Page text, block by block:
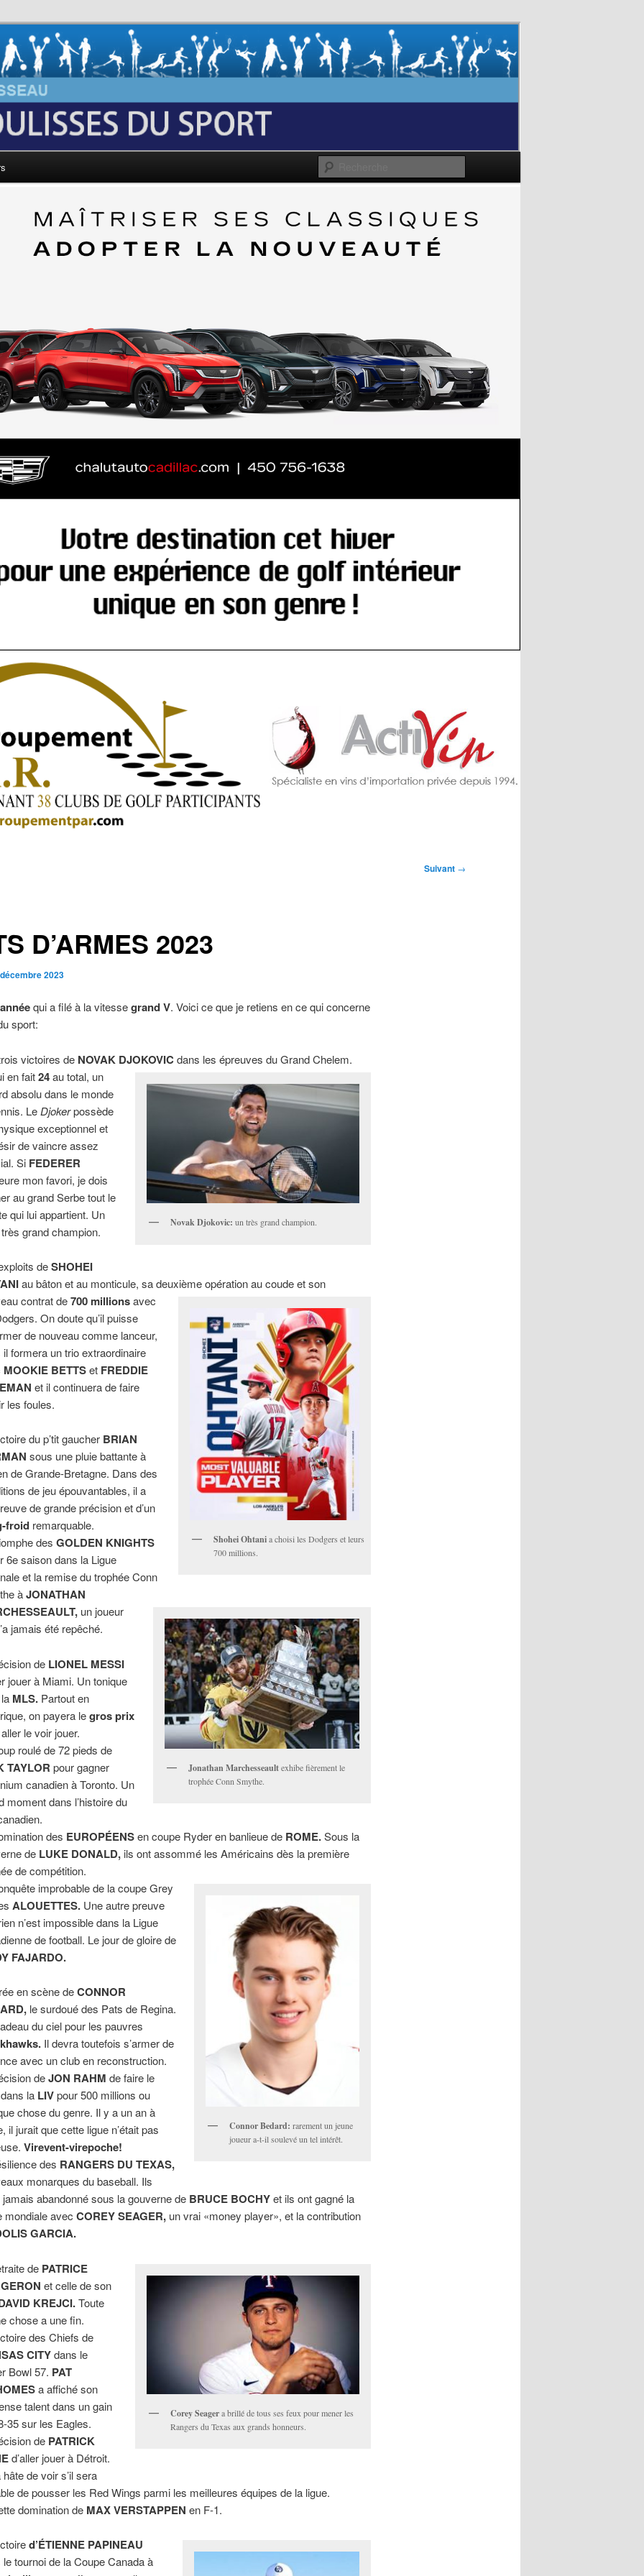
Les Coulisses du Sport
Suivant →
D’ARMES 2023
2023
annéequi a filé à la vitessegrand V. Voici ce que je retiens en ce qui concerne
sport:
victoires de NOVAK DJOKOVICdans les épreuves du Grand Chelem.
Novak Djokovic: un très grand champion.
en fait24au total, un
absolu dans le monde
Le Djokerpossède
exceptionnel et
de vaincre assez
Si FEDERER
mon favori, je dois
au grand Serbe tout le
qui lui appartient. Un
grand champion.
deSHOHEI
au bâton et au monticule, sa deuxième opération au coude et son
Shohei Ohtania choisi les Dodgers et leurs
700 millions.
contrat de700 millionsavec
On doute qu’il puisse
de nouveau comme lanceur,
il formera un trio extraordinaire
MOOKIE BETTSet FREDDIE
et il continuera de faire
les foules.
du p’tit gaucher BRIAN
sous une pluie battante à
de Grande-Bretagne. Dans des
de jeu épouvantables, il a
de grande précision et d’un
froid remarquable.
desGOLDEN KNIGHTS
6e saison dans la Ligue
et la remise du trophée Conn
àJONATHAN
Jonathan Marchesseaultexhibe fièrement le
trophée Conn Smythe.
un joueur
jamais été repêché.
de LIONEL MESSI
jouer à Miami. Un tonique
MLS. Partout en
on payera legros prix
le voir jouer.
roulé de 72 pieds de
TAYLOR pour gagner
canadien à Toronto. Un
moment dans l’histoire du
des EUROPÉENSen coupe Ryder en banlieue de ROME.Sous la
de LUKE DONALD, ils ont assommé les Américains dès la première
de compétition.
improbable de la coupe Grey
Connor Bedard: rarement un jeune
joueur a-t-il soulevé un tel intérêt.
ALOUETTES. Une autre preuve
n’est impossible dans la Ligue
de football. Le jour de gloire de
FAJARDO.
en scène deCONNOR
le surdoué des Pats de Regina.
du ciel pour les pauvres
Il devra toutefois s’armer de
avec un club en reconstruction.
deJON RAHM de faire le
la LIVpour 500 millions ou
chose du genre. Il y a un an à
il jurait que cette ligue n’était pas
Virevent-virepoche!
des RANGERS DU TEXAS,
monarques du baseball. Ils
jamais abandonné sous la gouverne de BRUCE BOCHYet ils ont gagné la
mondiale avecCOREY SEAGER, un vrai «money player», et la contribution
GARCIA.
Corey Seagera brillé de tous ses feux pour mener les
Rangers du Texas aux grands honneurs.
de PATRICE
et celle de son
KREJCI.Toute
chose a une fin.
des Chiefs de
CITYdans le
Bowl 57. PAT
a affiché son
talent dans un gain
35 sur les Eagles.
de PATRICK
d’aller jouer à Détroit.
hâte de voir s’il sera
de pousser les Red Wings parmi les meilleures équipes de la ligue.
domination de MAX VERSTAPPEN en F-1.
d’ÉTIENNE PAPINEAU
le tournoi de la Coupe Canada à